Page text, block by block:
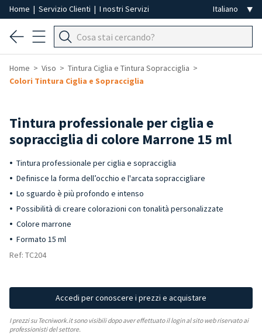
Home | Servizio Clienti | I nostri Servizi
Home Viso
Tintura Ciglia e Tintura Sopracciglia
Colori Tintura Ciglia e Sopracciglia
Tintura professionale per ciglia e
sopracciglia di colore Marrone 15 ml
Tintura professionale per ciglia e sopracciglia
Definisce la forma dell’occhio e l'arcata sopraccigliare
Lo sguardo è più profondo e intenso
Possibilità di creare colorazioni con tonalità personalizzate
Colore marrone
Formato 15 ml
Ref: TC204
Accedi per conoscere i prezzi e acquistare
I prezzi su Tecniwork.it sono visibili dopo aver effettuato il login al sito web riservato ai
professionisti del settore.